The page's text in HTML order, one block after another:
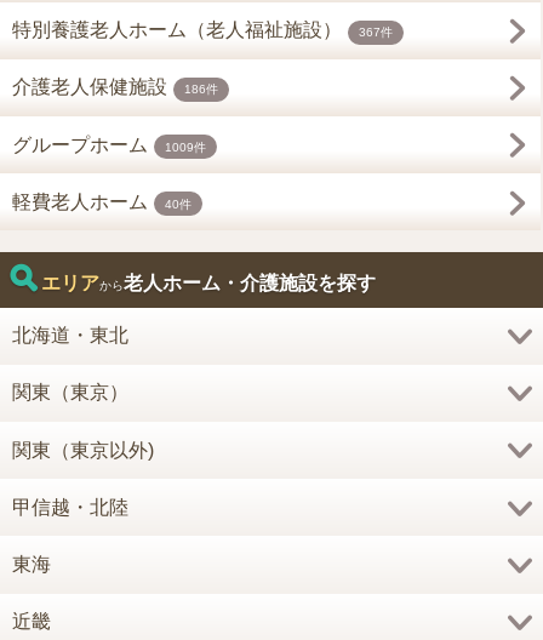
特別養護老人ホーム（老人福祉施設） 367件
介護老人保健施設 186件
グループホーム 1009件
軽費老人ホーム 40件
エリアから老人ホーム・介護施設を探す
北海道・東北
関東（東京）
関東（東京以外)
甲信越・北陸
東海
近畿